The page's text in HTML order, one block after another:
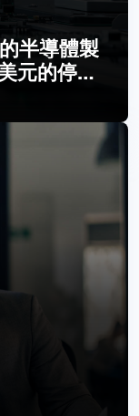
半導體製
元的停機